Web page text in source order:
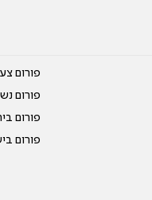
פורום
פורום
פורום
פורום